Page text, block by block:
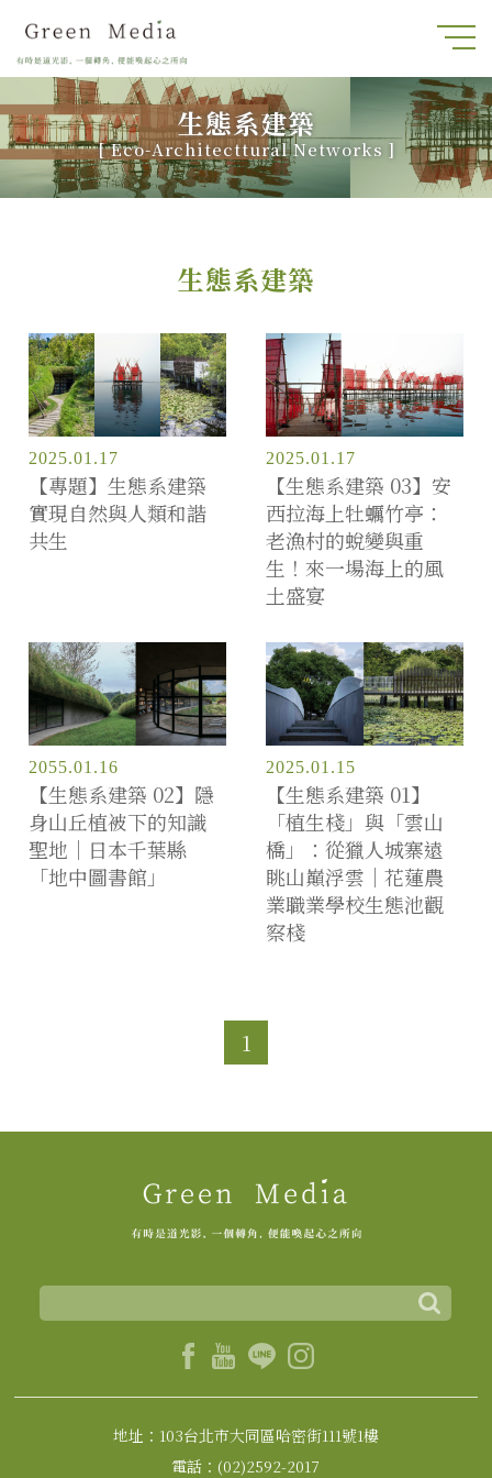
生態系建築
[Eco-Architecttural Networks ]
生態系建築
2025.01.17
【專題】生態系建築
實現自然與人類和諧
共生
2025.01.17
【生態系建築 03】安
西拉海上牡蠣竹亭：
老漁村的蛻變與重
生！來一場海上的風
土盛宴
2055.01.16
【生態系建築 02】隱
身山丘植被下的知識
聖地｜日本千葉縣
「地中圖書館」
2025.01.15
【生態系建築 01】
「植生棧」與「雲山
橋」：從獵人城寨遠
眺山巔浮雲｜花蓮農
業職業學校生態池觀
察棧
1
地址：103台北市大同區哈密街111號1樓
電話：(02)2592-2017